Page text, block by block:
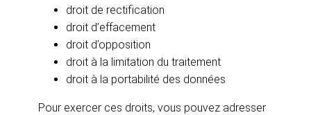
droit de rectification
droit d’effacement
droit d’opposition
droit à la limitation du traitement
droit à la portabilité des données
Pour exercer ces droits, vous pouvez adresser